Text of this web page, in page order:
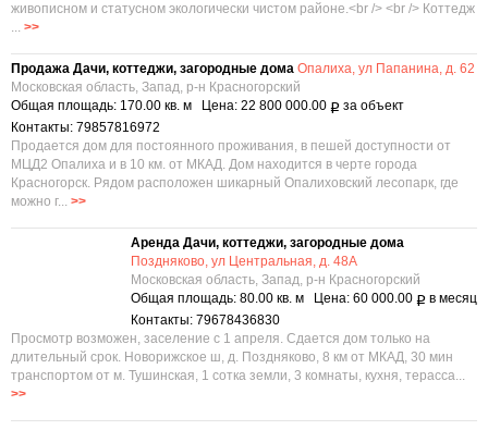
живописном и статусном экологически чистом районе.<br /> <br /> Коттедж
... >>
Продажа Дачи, коттеджи, загородные дома Опалиха, ул Папанина, д. 62
Московская область, Запад, р-н Красногорский
Общая площадь: 170.00 кв. м Цена: 22 800 000.00 Р за объект
Контакты: 79857816972
Продается дом для постоянного проживания, в пешей доступности от
МЦД2 Опалиха и в 10 км. от МКАД. Дом находится в черте города
Красногорск. Рядом расположен шикарный Опалиховский лесопарк, где
можно г... >>
Аренда Дачи, коттеджи, загородные дома
Поздняково, ул Центральная, д. 48А
Московская область, Запад, р-н Красногорский
Общая площадь: 80.00 кв. м Цена: 60 000.00 Р в месяц
Контакты: 79678436830
Просмотр возможен, заселение с 1 апреля. Сдается дом только на
длительный срок. Новорижское ш, д. Поздняково, 8 км от МКАД, 30 мин
транспортом от м. Тушинская, 1 сотка земли, 3 комнаты, кухня, терасса...
>>